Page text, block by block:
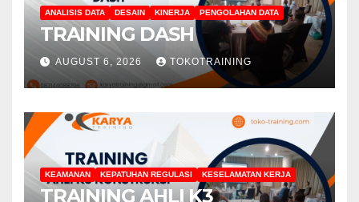
ANALISIS DATA DESAIN KINERJA PENGOLAHAN DATA
TRAINING DASH
AUGUST 6, 2026 TOKOTRAINING
KEAMANAN KEPATUHAN REGULASI KESELAMATAN KERJA
TRAINING AHLI K3